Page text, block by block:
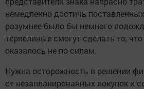
немедленно достичь
разумнее было бы немного
терпеливые смогут сделать то,
оказалось не по силам.
Нужна осторожность в решении
от незапланированных покупок и